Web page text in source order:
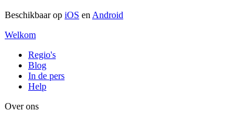
Beschikbaar op iOS en Android
Welkom
Regio's
Blog
In de pers
Help
Over ons